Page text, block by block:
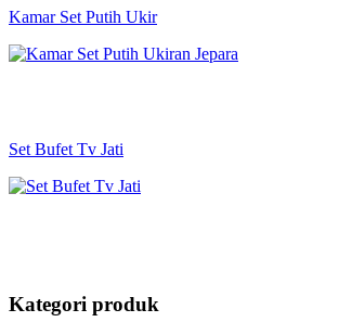
Kamar Set Putih Ukir
Set Bufet Tv Jati
Kategori produk